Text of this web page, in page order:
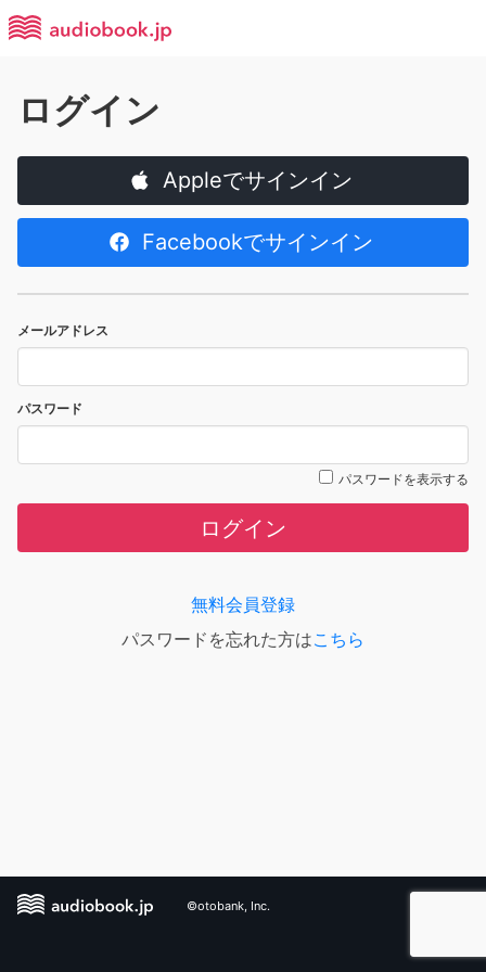
ログイン
Appleでサインイン
Facebookでサインイン
メールアドレス
パスワード
パスワードを表示する
ログイン
無料会員登録
パスワードを忘れた方はこちら
©otobank, Inc.